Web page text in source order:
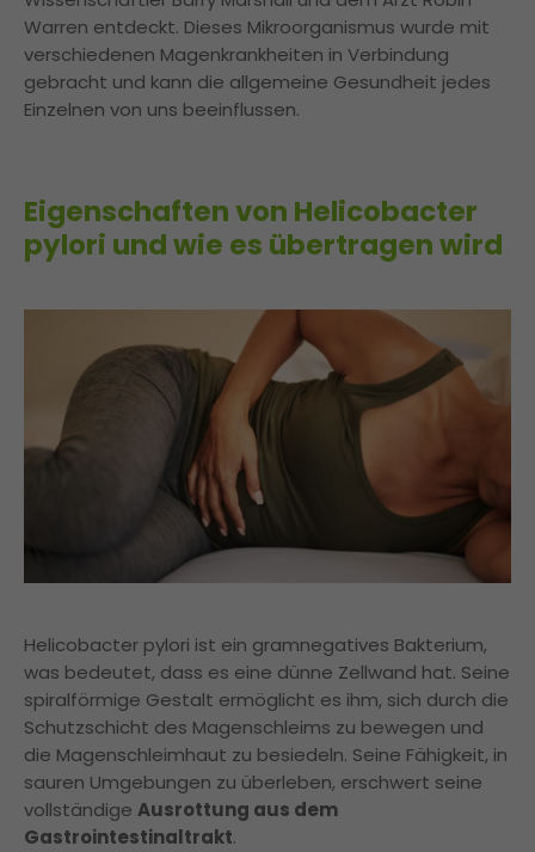
Warren entdeckt. Dieses Mikroorganismus wurde mit
verschiedenen Magenkrankheiten in Verbindung
gebracht und kann die allgemeine Gesundheit jedes
Einzelnen von uns beeinflussen.
Eigenschaften von Helicobacter
pylori und wie es übertragen wird
Helicobacter pylori ist ein gramnegatives Bakterium,
was bedeutet, dass es eine dünne Zellwand hat. Seine
spiralförmige Gestalt ermöglicht es ihm, sich durch die
Schutzschicht des Magenschleims zu bewegen und
die Magenschleimhaut zu besiedeln. Seine Fähigkeit, in
sauren Umgebungen zu überleben, erschwert seine
vollständige Ausrottung aus dem
Gastrointestinaltrakt.